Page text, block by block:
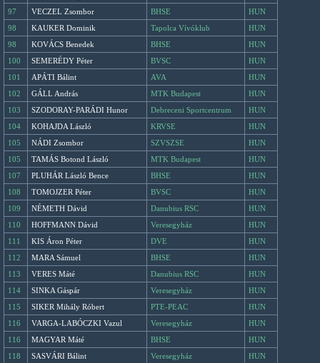
97
VECZEL Zsombor BHSE
HUN
98
KAUKER Dominik Tapolca Vívóklub
HUN
98
KOVÁCS Benedek BHSE
HUN
100
SEMERÉDY Péter BVSC
HUN
101
APÁTI Bálint AVA
HUN
102
GÁLL András MTK Budapest
HUN
103
SZODORAY-PARÁDI Hunor Debreceni Sportcentrum
HUN
104
KOHAJDA László KRVSE
HUN
105
NÁDI Zsombor SZVSZSE
HUN
105
TAMÁS Botond László MTK Budapest
HUN
107
PLUHÁR László Bence BHSE
HUN
108
TOMOJZER Péter BVSC
HUN
109
NÉMETH Dávid Danubius RSC
HUN
110
HOFFMANN Dávid Veresegyház
HUN
111
KIS Áron Péter DVE
HUN
112
MARA Sámuel BHSE
HUN
113
VERES Máté Danubius RSC
HUN
114
SINKA Gáspár Veresegyház
HUN
115
SIKER Mihály Róbert PTE-PEAC
HUN
116
VARGA-LABÓCZKI Vazul Veresegyház
HUN
116
MAGYAR Máté BHSE
HUN
118
SASVÁRI Bálint Veresegyház HUN